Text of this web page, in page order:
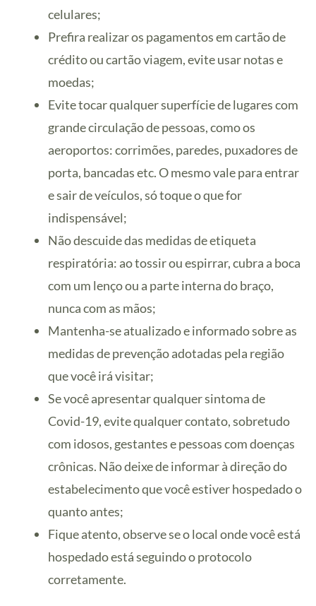
celulares;
Prefira realizar os pagamentos em cartão de
crédito ou cartão viagem, evite usar notas e
moedas;
Evite tocar qualquer superfície de lugares com
grande circulação de pessoas, como os
aeroportos: corrimões, paredes, puxadores de
porta, bancadas etc. O mesmo vale para entrar
e sair de veículos, só toque o que for
indispensável;
Não descuide das medidas de etiqueta
respiratória: ao tossir ou espirrar, cubra a boca
com um lenço ou a parte interna do braço,
nunca com as mãos;
Mantenha-se atualizado e informado sobre as
medidas de prevenção adotadas pela região
que você irá visitar;
Se você apresentar qualquer sintoma de
Covid-19, evite qualquer contato, sobretudo
com idosos, gestantes e pessoas com doenças
crônicas. Não deixe de informar à direção do
estabelecimento que você estiver hospedado o
quanto antes;
Fique atento, observe se o local onde você está
hospedado está seguindo o protocolo
corretamente.